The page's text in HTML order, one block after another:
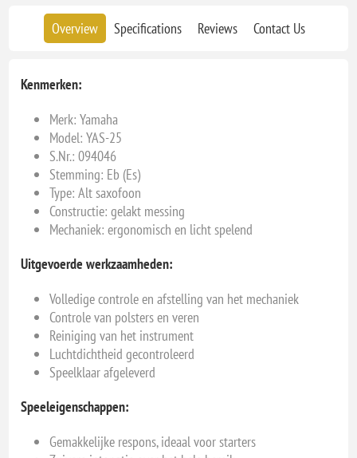
Overview Specifications Reviews Contact Us
Kenmerken:
Merk:Yamaha
Model: YAS-25
S.Nr.: 094046
Stemming: Eb (Es)
Type: Alt saxofoon
Constructie: gelakt messing
Mechaniek: ergonomisch en licht spelend
Uitgevoerde werkzaamheden:
Volledige controle en afstelling van het mechaniek
Controle van polsters en veren
Reiniging van het instrument
Luchtdichtheid gecontroleerd
Speelklaar afgeleverd
Speeleigenschappen:
Gemakkelijke respons, ideaal voor starters